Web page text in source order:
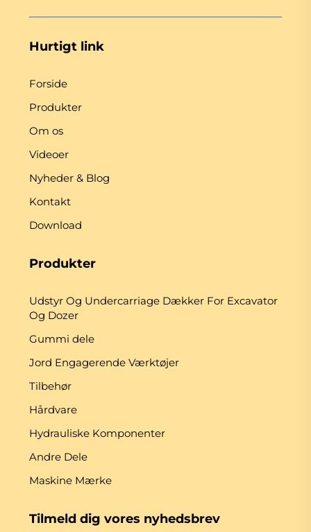
Hurtigt link
Forside
Produkter
Om os
Videoer
Nyheder & Blog
Kontakt
Download
Produkter
Udstyr Og Undercarriage Dækker For Excavator
Og Dozer
Gummi dele
Jord Engagerende Værktøjer
Tilbehør
Hårdvare
Hydrauliske Komponenter
Andre Dele
Maskine Mærke
Tilmeld dig vores nyhedsbrev